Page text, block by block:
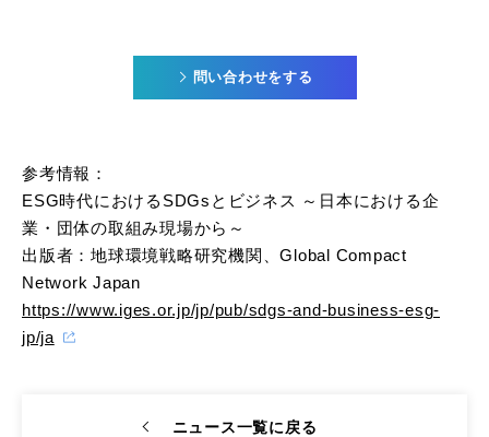
問い合わせをする
参考情報：
ESG時代におけるSDGsとビジネス ～日本における企
業・団体の取組み現場から～
出版者：地球環境戦略研究機関、Global Compact
Network Japan
https://www.iges.or.jp/jp/pub/sdgs-and-business-esg-
jp/ja
ニュース一覧に戻る